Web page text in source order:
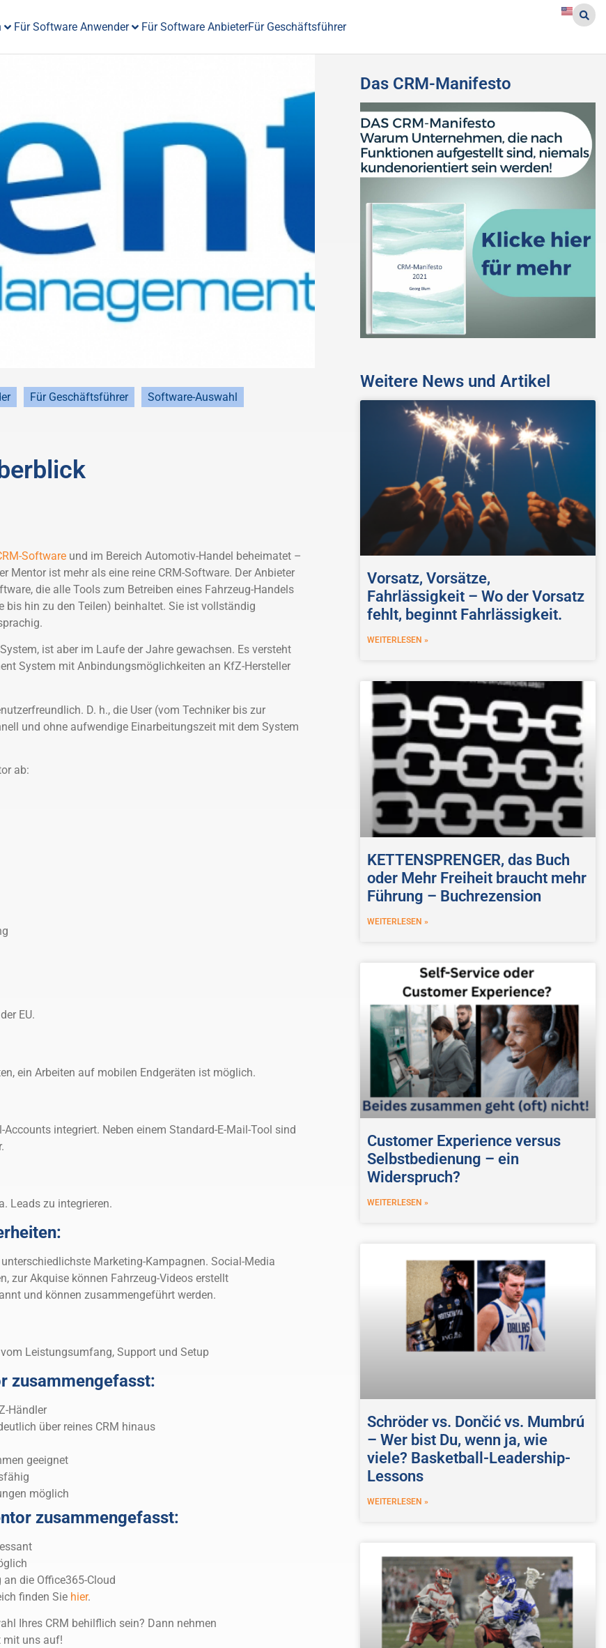
Für Software Anwender Für Software AnbieterFür Geschäftsführer
Für Geschäftsführer Software-Auswahl
Softwareund im Bereich Automotiv-Handel beheimatet –
Mentor ist mehr als eine reine CRM-Software. Der Anbieter
die alle Tools zum Betreiben eines Fahrzeug-Handels
bis hin zu den Teilen) beinhaltet. Sie ist vollständig
ist aber im Laufe der Jahre gewachsen. Es versteht
System mit Anbindungsmöglichkeiten an KfZ-Hersteller
D. h., die User (vom Techniker bis zur
und ohne aufwendige Einarbeitungszeit mit dem System
ab:
EU.
ein Arbeiten auf mobilen Endgeräten ist möglich.
Accounts integriert. Neben einem Standard-E-Mail-Tool sind
Leads zu integrieren.
Marketing-Kampagnen. Social-Media
zur Akquise können Fahrzeug-Videos erstellt
und können zusammengeführt werden.
Leistungsumfang, Support und Setup
zusammengefasst:
Händler
über reines CRM hinaus
geeignet
möglich
zusammengefasst:
die Office365-Cloud
finden Sie hier.
Ihres CRM behilflich sein? Dann nehmen
uns auf!
Das CRM-Manifesto
Weitere News und Artikel
Vorsatz, Vorsätze,
Fahrlässigkeit – Wo der Vorsatz
fehlt, beginnt Fahrlässigkeit.
WEITERLESEN »
KETTENSPRENGER, das Buch
oder Mehr Freiheit braucht mehr
Führung – Buchrezension
WEITERLESEN »
Customer Experience versus
Selbstbedienung – ein
Widerspruch?
WEITERLESEN »
Schröder vs. Dončić vs. Mumbrú
– Wer bist Du, wenn ja, wie
viele? Basketball-Leadership-
Lessons
WEITERLESEN »